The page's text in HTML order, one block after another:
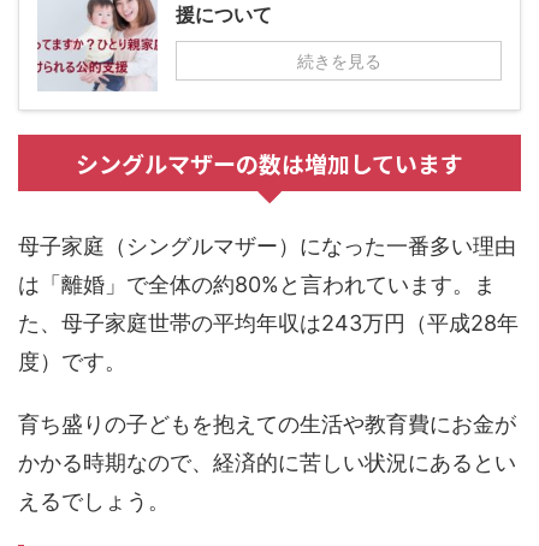
援について
続きを見る
シングルマザーの数は増加しています
母子家庭（シングルマザー）になった一番多い理由
は「離婚」で全体の約80%と言われています。ま
た、母子家庭世帯の平均年収は243万円（平成28年
度）です。
育ち盛りの子どもを抱えての生活や教育費にお金が
かかる時期なので、経済的に苦しい状況にあるとい
えるでしょう。